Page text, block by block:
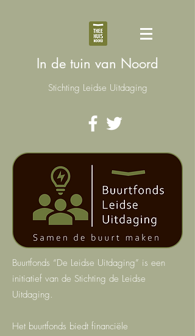
In de tuin van Noord
Stichting Leidse Uitdaging
Buurtfonds “De Leidse Uitdaging” is een
initiatief van de Stichting de Leidse
Uitdaging.
Het buurtfonds biedt financiële